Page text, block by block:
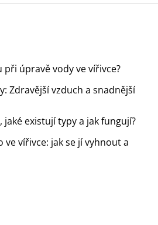
úpravě vody ve vířivce?
Zdravější vzduch a snadnější
jaké existují typy a jak fungují?
ve vířivce: jak se jí vyhnout a